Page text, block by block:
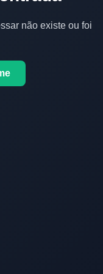
não existe ou foi